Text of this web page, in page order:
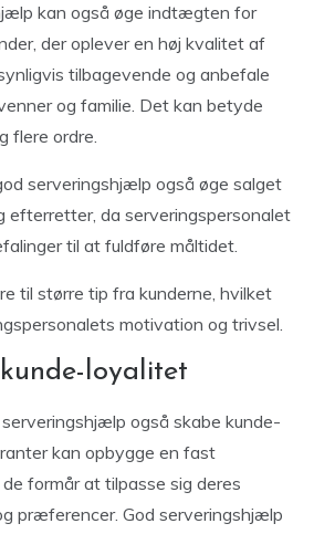
kan også øge indtægten for
der oplever en høj kvalitet af
tilbagevende og anbefale
og familie. Det kan betyde
flere ordre.
serveringshjælp også øge salget
efterretter, da serveringspersonalet
til at fuldføre måltidet.
til større tip fra kunderne, hvilket
motivation og trivsel.
loyalitet
også skabe kunde-
kan opbygge en fast
formår at tilpasse sig deres
præferencer. God serveringshjælp